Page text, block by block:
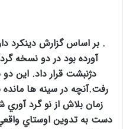
. بر اساس گزارش دينكرد
آورده بود در دو نسخه
دژنبشت قرار داد. اين
رفت.آنچه در سينه ها مانده
زمان بلاش از نو گرد آوري
دست به تدوين اوستاي واقعي